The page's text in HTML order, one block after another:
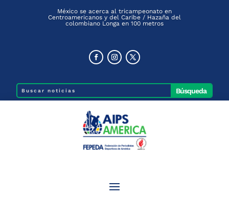
México se acerca al tricampeonato en
Centroamericanos y del Caribe / Hazaña del
colombiano Longa en 100 metros